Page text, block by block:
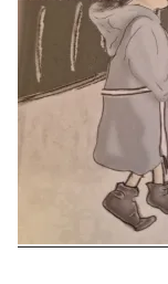
Konzerte
Museen bei…
Bloggerreisen
Über mich